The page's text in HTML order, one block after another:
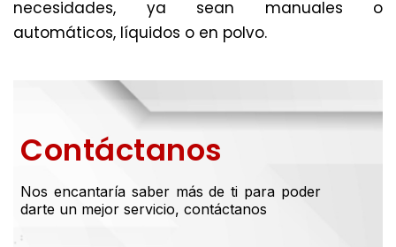
necesidades, ya sean manuales o
automáticos, líquidos o en polvo.
Contáctanos
Nos encantaría saber más de ti para poder
darte un mejor servicio, contáctanos